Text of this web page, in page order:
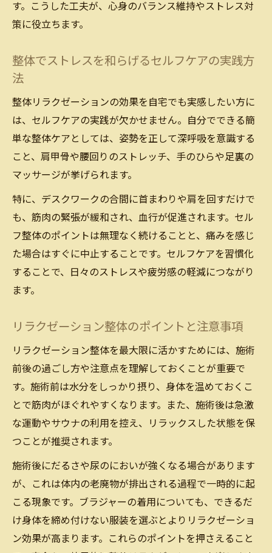
す。こうした工夫が、心身のバランス維持やストレス対
策に役立ちます。
整体でストレスを和らげるセルフケアの実践方
法
整体リラクゼーションの効果を自宅でも実感したい方に
は、セルフケアの実践が欠かせません。自分でできる簡
単な整体ケアとしては、姿勢を正して深呼吸を意識する
こと、肩甲骨や腰回りのストレッチ、手のひらや足裏の
マッサージが挙げられます。
特に、デスクワークの合間に首まわりや肩を回すだけで
も、筋肉の緊張が緩和され、血行が促進されます。セル
フ整体のポイントは無理なく続けることと、痛みを感じ
た場合はすぐに中止することです。セルフケアを習慣化
することで、日々のストレスや疲労感の軽減につながり
ます。
リラクゼーション整体のポイントと注意事項
リラクゼーション整体を最大限に活かすためには、施術
前後の過ごし方や注意点を理解しておくことが重要で
す。施術前は水分をしっかり摂り、身体を温めておくこ
とで筋肉がほぐれやすくなります。また、施術後は急激
な運動やサウナの利用を控え、リラックスした状態を保
つことが推奨されます。
施術後にだるさや尿のにおいが強くなる場合があります
が、これは体内の老廃物が排出される過程で一時的に起
こる現象です。ブラジャーの着用についても、できるだ
け身体を締め付けない服装を選ぶとよりリラクゼーショ
ン効果が高まります。これらのポイントを押さえること